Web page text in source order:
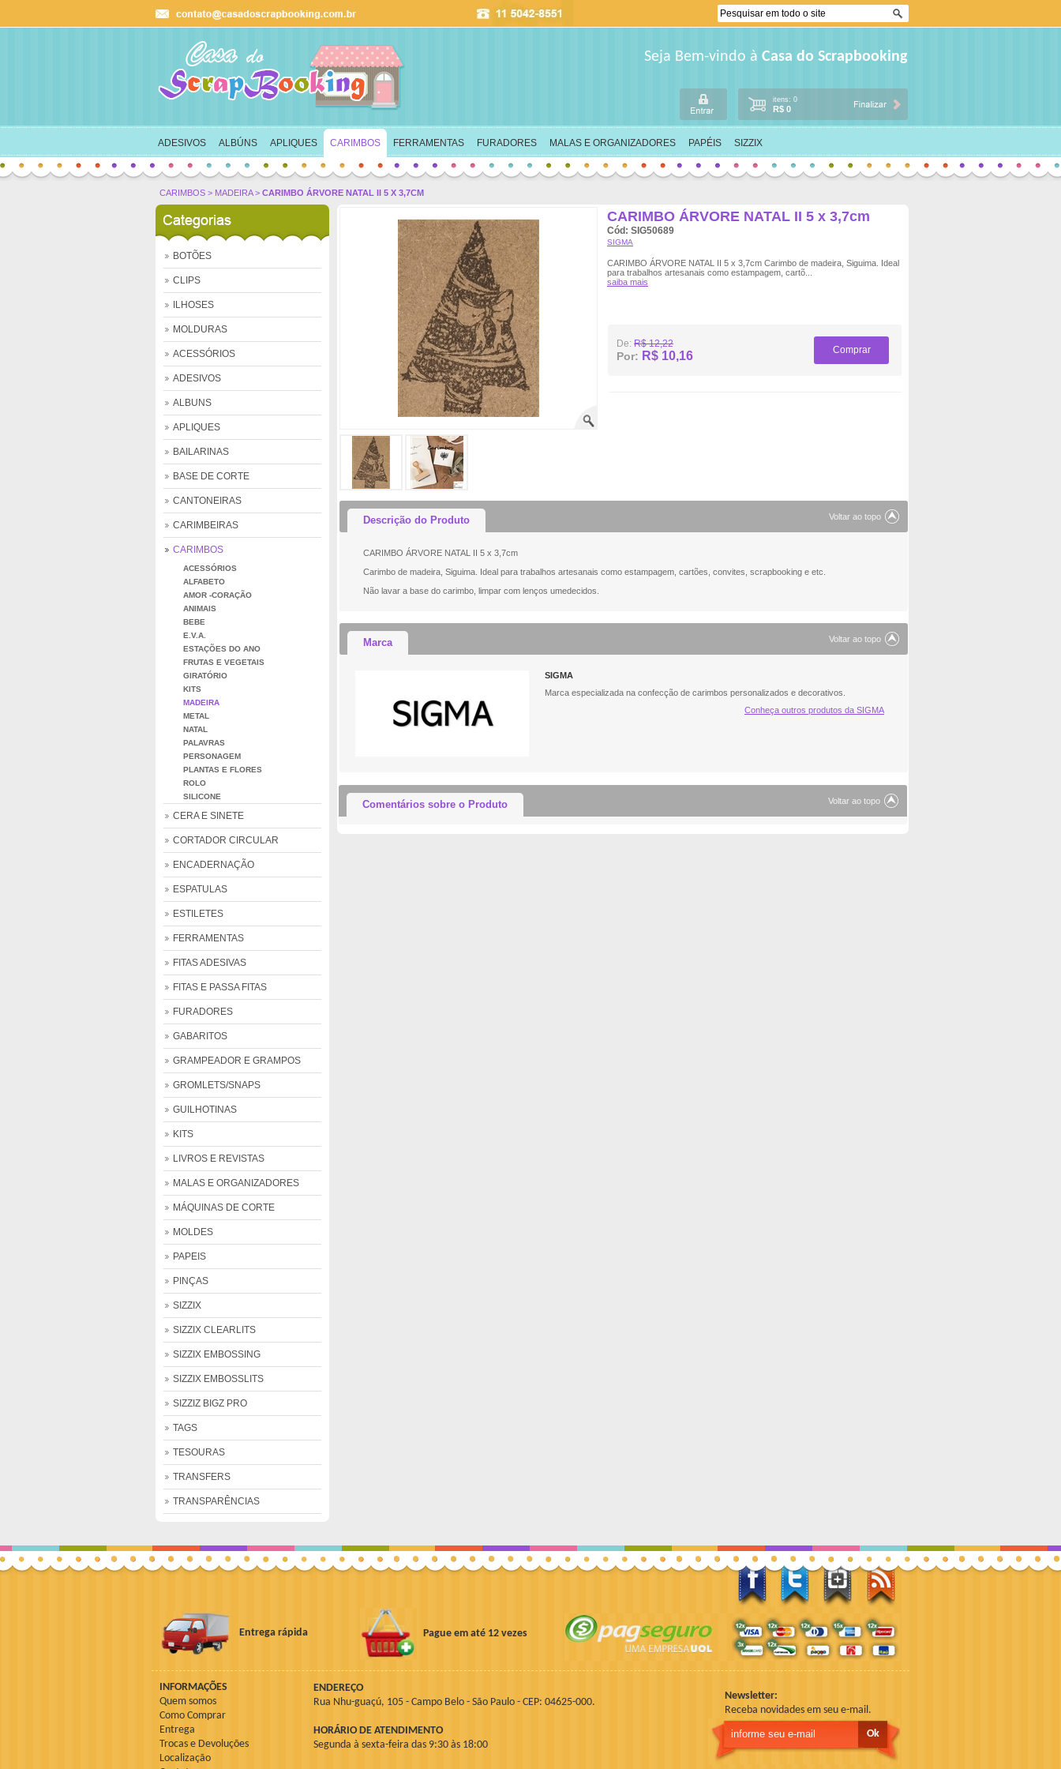
Ok
ADESIVOS ALBÚNS APLIQUES CARIMBOS FERRAMENTAS FURADORES MALAS E ORGANIZADORES PAPÉIS SIZZIX
Seja Bem-vindo à Casa do Scrapbooking
itens: 0
R$ 0
CARIMBOS > MADEIRA> CARIMBO ÁRVORE NATAL II 5 X 3,7CM
BOTÕES
CLIPS
ILHOSES
MOLDURAS
ACESSÓRIOS
ADESIVOS
ALBUNS
APLIQUES
BAILARINAS
BASE DE CORTE
CANTONEIRAS
CARIMBEIRAS
CARIMBOS
ACESSÓRIOS
ALFABETO
AMOR -CORAÇÃO
ANIMAIS
BEBE
E.V.A.
ESTAÇÕES DO ANO
FRUTAS E VEGETAIS
GIRATÓRIO
KITS
MADEIRA
METAL
NATAL
PALAVRAS
PERSONAGEM
PLANTAS E FLORES
ROLO
SILICONE
CERA E SINETE
CORTADOR CIRCULAR
ENCADERNAÇÃO
ESPATULAS
ESTILETES
FERRAMENTAS
FITAS ADESIVAS
FITAS E PASSA FITAS
FURADORES
GABARITOS
GRAMPEADOR E GRAMPOS
GROMLETS/SNAPS
GUILHOTINAS
KITS
LIVROS E REVISTAS
MALAS E ORGANIZADORES
MÁQUINAS DE CORTE
MOLDES
PAPEIS
PINÇAS
SIZZIX
SIZZIX CLEARLITS
SIZZIX EMBOSSING
SIZZIX EMBOSSLITS
SIZZIZ BIGZ PRO
TAGS
TESOURAS
TRANSFERS
TRANSPARÊNCIAS
CARIMBO ÁRVORE NATAL II 5 x 3,7cm
Cód: SIG50689
SIGMA
CARIMBO ÁRVORE NATAL II 5 x 3,7cm Carimbo de madeira, Siguima. Ideal
para trabalhos artesanais como estampagem, cartõ...
saiba mais
De: R$ 12,22
Por: R$ 10,16 Comprar
Descrição do Produto Voltar ao topo
CARIMBO ÁRVORE NATAL II 5 x 3,7cm
Carimbo de madeira, Siguima. Ideal para trabalhos artesanais como estampagem, cartões, convites, scrapbooking e etc.
Não lavar a base do carimbo, limpar com lenços umedecidos.
Marca Voltar ao topo
SIGMA
Marca especializada na confecção de carimbos personalizados e decorativos.
Conheça outros produtos da SIGMA
Comentários sobre o Produto Voltar ao topo
Entrega rápida Pague em até 12 vezes
ENDEREÇO
Rua Nhu-guaçú, 105 - Campo Belo - São Paulo - CEP: 04625-000.
HORÁRIO DE ATENDIMENTO
Segunda à sexta-feira das 9:30 às 18:00
INFORMAÇÕES
Quem somos
Como Comprar
Entrega
Trocas e Devoluções
Localização
Newsletter:
Receba novidades em seu e-mail.
Ok